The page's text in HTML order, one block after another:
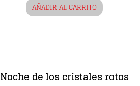
AÑADIR AL CARRITO
Noche de los cristales rotos